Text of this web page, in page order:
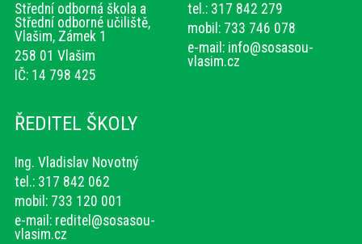
Střední odborná škola a
Střední odborné učiliště,
Vlašim, Zámek 1
258 01 Vlašim
IČ: 14 798 425
tel.: 317 842 279
mobil: 733 746 078
e-mail: info@sosasou-
vlasim.cz
ŘEDITEL ŠKOLY
Ing. Vladislav Novotný
tel.: 317 842 062
mobil: 733 120 001
e-mail: reditel@sosasou-
vlasim.cz